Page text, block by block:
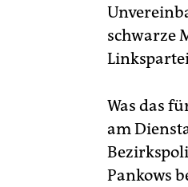
schwarze
Was das
am
Pankows